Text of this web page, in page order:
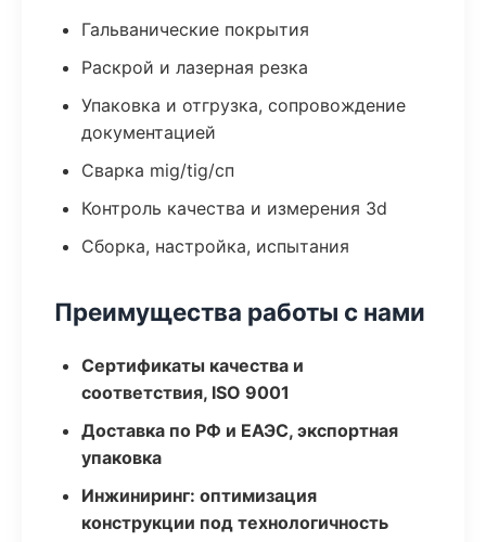
Гальванические покрытия
Раскрой и лазерная резка
Упаковка и отгрузка, сопровождение
документацией
Сварка mig/tig/сп
Контроль качества и измерения 3d
Сборка, настройка, испытания
Преимущества работы с нами
Сертификаты качества и
соответствия, ISO 9001
Доставка по РФ и ЕАЭС, экспортная
упаковка
Инжиниринг: оптимизация
конструкции под технологичность